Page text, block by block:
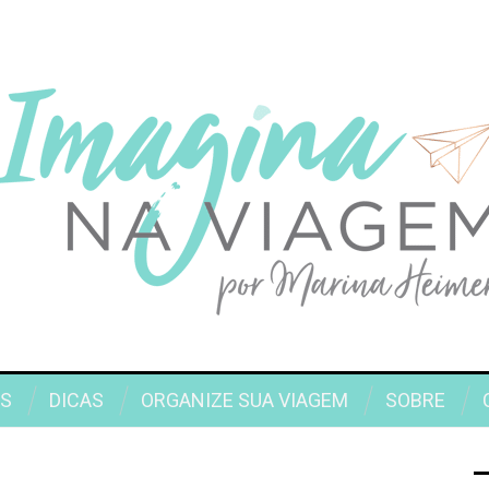
DICAS ORGANIZE SUA VIAGEM SOBRE